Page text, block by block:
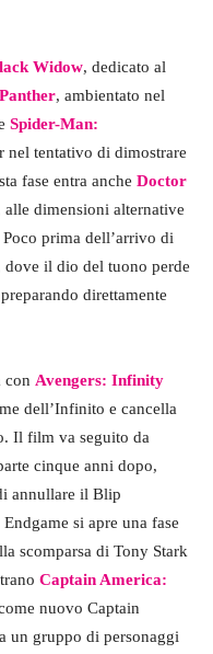
Widow, dedicato al
, ambientato nel
Spider-Man:
nel tentativo di dimostrare
fase entra anche Doctor
dimensioni alternative
prima dell’arrivo di
dove il dio del tuono perde
direttamente
con Avengers: Infinity
dell’Infinito e cancella
Il film va seguito da
cinque anni dopo,
annullare il Blip
si apre una fase
scomparsa di Tony Stark
Captain America:
nuovo Captain
un gruppo di personaggi